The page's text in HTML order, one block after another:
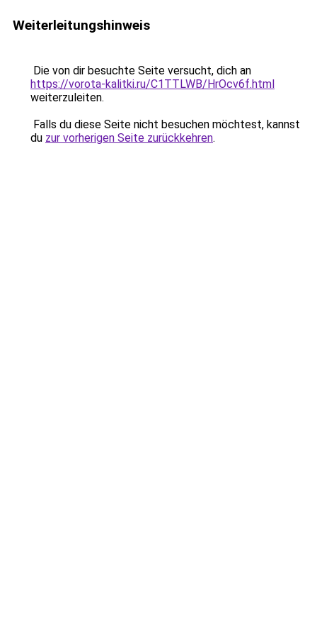
Weiterleitungshinweis
Die von dir besuchte Seite versucht, dich an
https://vorota-kalitki.ru/C1TTLWB/HrOcv6f.html
weiterzuleiten.
Falls du diese Seite nicht besuchen möchtest, kannst
du zur vorherigen Seite zurückkehren.